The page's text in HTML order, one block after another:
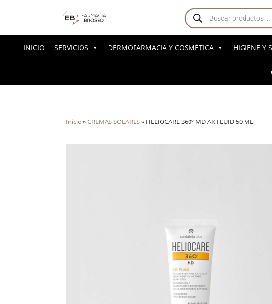
Búsqueda
de
productos
INICIO SERVICIOS DERMOFARMACIA Y COSMÉTICA HIGIENE Y
Inicio »CREMAS SOLARES» HELIOCARE 360º MD AK FLUID 50 ML